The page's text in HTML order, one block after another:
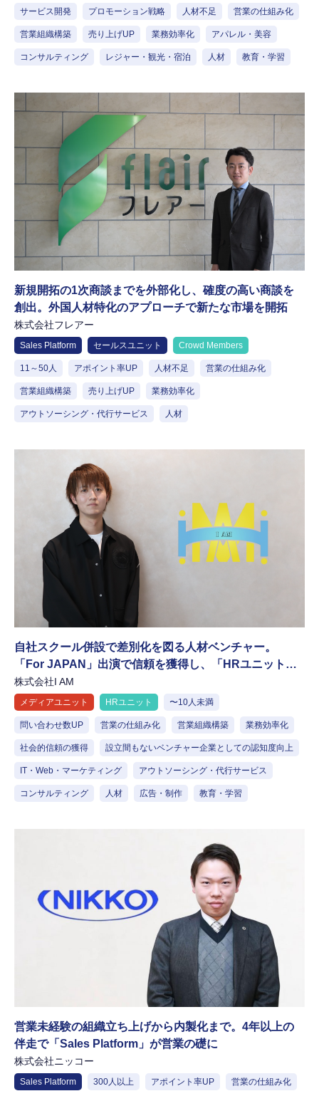
サービス開発 プロモーション戦略 人材不足 営業の仕組み化
営業組織構築 売り上げUP 業務効率化 アパレル・美容
コンサルティング レジャー・観光・宿泊 人材 教育・学習
新規開拓の1次商談までを外部化し、確度の高い商談を
創出。外国人材特化のアプローチで新たな市場を開拓
株式会社フレアー
Sales Platform セールスユニット Crowd Members
11～50人 アポイント率UP 人材不足 営業の仕組み化
営業組織構築 売り上げUP 業務効率化
アウトソーシング・代行サービス 人材
自社スクール併設で差別化を図る人材ベンチャー。
「For JAPAN」出演で信頼を獲得し、「HRユニット」
で次なる組織改革へ
株式会社I AM
メディアユニット HRユニット 〜10人未満
問い合わせ数UP 営業の仕組み化 営業組織構築 業務効率化
社会的信頼の獲得 設立間もないベンチャー企業としての認知度向上
IT・Web・マーケティング アウトソーシング・代行サービス
コンサルティング 人材 広告・制作 教育・学習
営業未経験の組織立ち上げから内製化まで。4年以上の
伴走で「Sales Platform」が営業の礎に
株式会社ニッコー
Sales Platform 300人以上 アポイント率UP 営業の仕組み化